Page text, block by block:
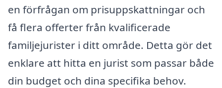
en förfrågan om prisuppskattningar och
få flera offerter från kvalificerade
familjejurister i ditt område. Detta gör det
enklare att hitta en jurist som passar både
din budget och dina specifika behov.